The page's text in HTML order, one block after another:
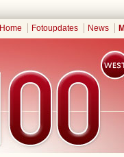
Home Fotoupdates News